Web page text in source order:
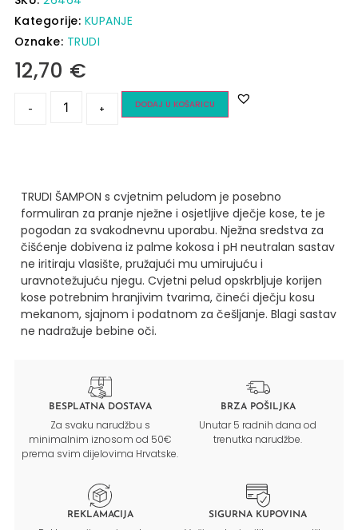
Kategorije: KUPANJE
Oznake: TRUDI
12,70 €
- + DODAJ U KOŠARICU
TRUDI ŠAMPON s cvjetnim peludom je posebno
formuliran za pranje nježne i osjetljive dječje kose, te je
pogodan za svakodnevnu uporabu. Nježna sredstva za
čišćenje dobivena iz palme kokosa i pH neutralan sastav
ne iritiraju vlasište, pružajući mu umirujuću i
uravnotežujuću njegu. Cvjetni pelud opskrbljuje korijen
kose potrebnim hranjivim tvarima, čineći dječju kosu
mekanom, sjajnom i podatnom za češljanje. Blagi sastav
ne nadražuje bebine oči.
BESPLATNA DOSTAVA
Za svaku narudžbu s
minimalnim iznosom od 50€
prema svim dijelovima Hrvatske.
BRZA POŠILJKA
Unutar 5 radnih dana od
trenutka narudžbe.
REKLAMACIJA SIGURNA KUPOVINA